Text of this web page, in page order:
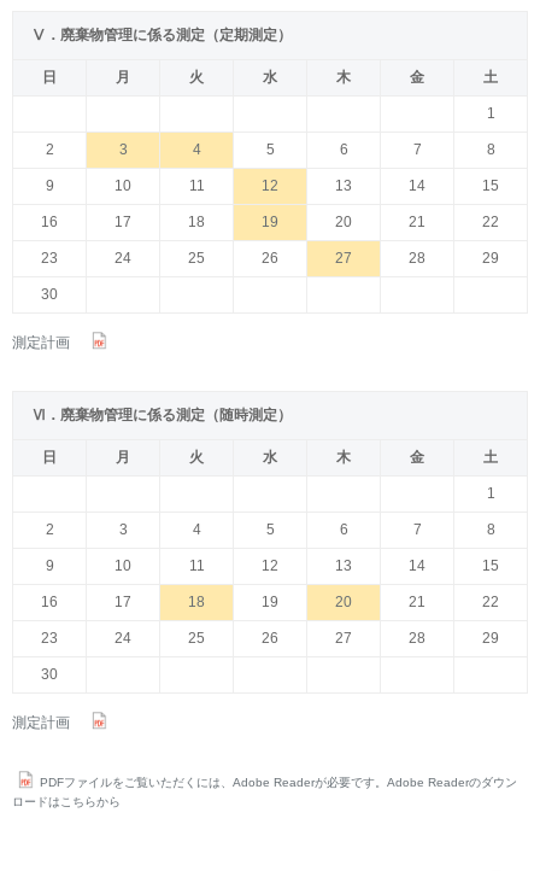
Ⅴ．廃棄物管理に係る測定（定期測定）
日 月 火 水 木 金 土
1
2 3 4 5 6 7 8
9 10 11 12 13 14 15
16 17 18 19 20 21 22
23 24 25 26 27 28 29
30
測定計画
Ⅵ．廃棄物管理に係る測定（随時測定）
日 月 火 水 木 金 土
1
2 3 4 5 6 7 8
9 10 11 12 13 14 15
16 17 18 19 20 21 22
23 24 25 26 27 28 29
30
測定計画
PDFファイルをご覧いただくには、Adobe Readerが必要です。Adobe Readerのダウン
ロードはこちらから